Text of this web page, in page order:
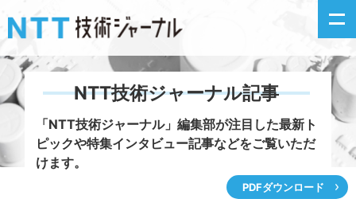
新着情報
NTT技術ジャーナル記事
「NTT技術ジャーナル」編集部が注目した最新ト
ピックや特集インタビュー記事などをご覧いただ
けます。
PDFダウンロード